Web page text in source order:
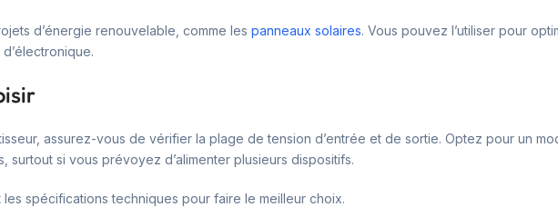
d’énergie renouvelable, comme les panneaux solaires. Vous pouvez l’utiliser pour
assurez-vous de vérifier la plage de tension d’entrée et de sortie. Optez pour un
surtout si vous prévoyez d’alimenter plusieurs dispositifs.
les spécifications techniques pour faire le meilleur choix.